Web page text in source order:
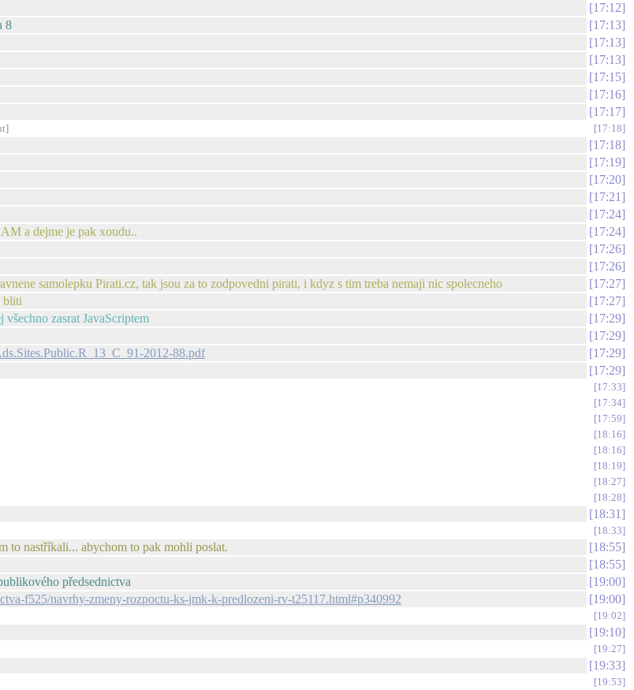
17:12
8
17:13
17:13
17:13
17:15
17:16
17:17
17:18
17:18
17:19
17:20
17:21
17:24
a dejme je pak xoudu..
17:24
17:26
17:26
samolepku Pirati.cz, tak jsou za to zodpovedni pirati, i kdyz s tim treba nemaji nic spolecneho
17:27
bliti
17:27
zasrat JavaScriptem
17:29
17:29
2012-88.pdf
17:29
17:29
17:33
17:34
17:59
18:16
18:16
18:19
18:27
18:28
18:31
18:33
to nastříkali... abychom to pak mohli poslat.
18:55
18:55
předsednictva
19:00
f525/navrhy-zmeny-rozpoctu-ks-jmk-k-predlozeni-rv-t25117.html#p340992 19:00
19:02
19:10
19:27
19:33
19:53